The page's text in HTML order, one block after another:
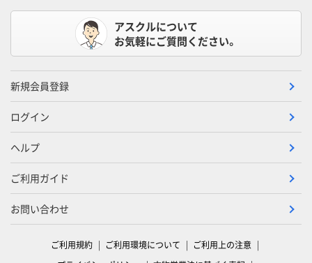
アスクルについて
お気軽にご質問ください。
新規会員登録
ログイン
ヘルプ
ご利用ガイド
お問い合わせ
ご利用規約 ご利用環境について
ご利用上の注意